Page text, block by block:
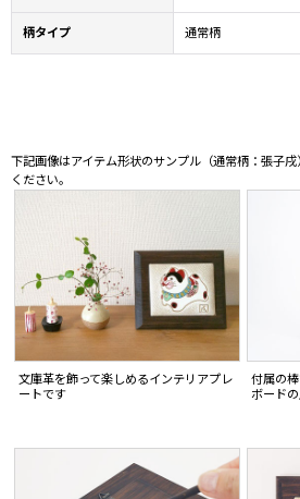
柄タイプ 通常柄
下記画像はアイテム形状のサンプル（通常柄：張子
ください。
文庫革を飾って楽しめるインテリアプレ
ートです
付属の
ボード